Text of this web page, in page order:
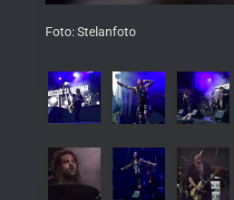
Foto: Stelanfoto